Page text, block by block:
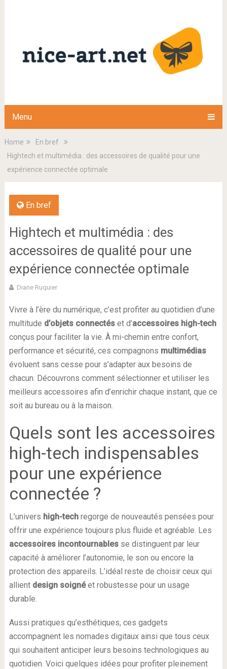
Menu
Home
En bref
Hightech et multimédia : des accessoires de qualité pour une
expérience connectée optimale
En bref
Hightech et multimédia : des
accessoires de qualité pour une
expérience connectée optimale
Diane Ruquier
Vivre à l’ère du numérique, c’est profiter au quotidien d’une
multitude d’objets connectéset d’accessoires high-tech
conçus pour faciliter la vie. À mi-chemin entre confort,
performance et sécurité, ces compagnons multimédias
évoluent sans cesse pour s’adapter aux besoins de
chacun. Découvrons comment sélectionner et utiliser les
meilleurs accessoires afin d’enrichir chaque instant, que ce
soit au bureau ou à la maison.
Quels sont les accessoires
high-tech indispensables
pour une expérience
connectée ?
L’univers high-techregorge de nouveautés pensées pour
offrir une expérience toujours plus fluide et agréable. Les
accessoires incontournablesse distinguent par leur
capacité à améliorer l’autonomie, le son ou encore la
protection des appareils. L’idéal reste de choisir ceux qui
allient design soignéet robustesse pour un usage
durable.
Aussi pratiques qu’esthétiques, ces gadgets
accompagnent les nomades digitaux ainsi que tous ceux
qui souhaitent anticiper leurs besoins technologiques au
quotidien. Voici quelques idées pour profiter pleinement